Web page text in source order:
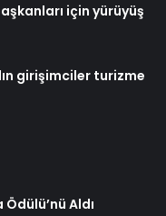
için yürüyüş
girişimciler turizme
Aldı